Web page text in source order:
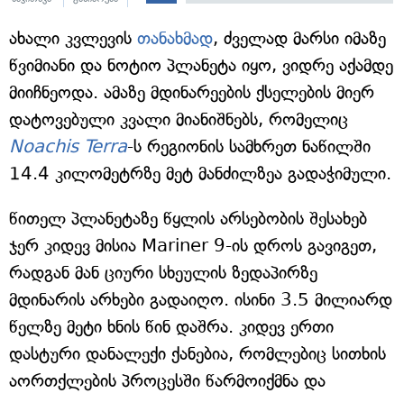
ახალი კვლევის თანახმად, ძველად მარსი იმაზე
წვიმიანი და ნოტიო პლანეტა იყო, ვიდრე აქამდე
მიიჩნეოდა. ამაზე მდინარეების ქსელების მიერ
დატოვებული კვალი მიანიშნებს, რომელიც
Noachis Terra-ს რეგიონის სამხრეთ ნაწილში
14.4 კილომეტრზე მეტ მანძილზეა გადაჭიმული.
წითელ პლანეტაზე წყლის არსებობის შესახებ
ჯერ კიდევ მისია Mariner 9-ის დროს გავიგეთ,
რადგან მან ციური სხეულის ზედაპირზე
მდინარის არხები გადაიღო. ისინი 3.5 მილიარდ
წელზე მეტი ხნის წინ დაშრა. კიდევ ერთი
დასტური დანალექი ქანებია, რომლებიც სითხის
აორთქლების პროცესში წარმოიქმნა და